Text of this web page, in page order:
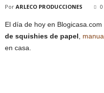
Por ARLECO PRODUCCIONES 0
El día de hoy en
de squishies de papel
en casa.